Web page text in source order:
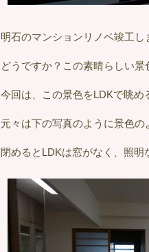
明石のマンションリノベ竣工し
どうですか？この素晴らしい景
今回は、この景色をLDKで眺
元々は下の写真のように景色
閉めるとLDKは窓がなく、照明